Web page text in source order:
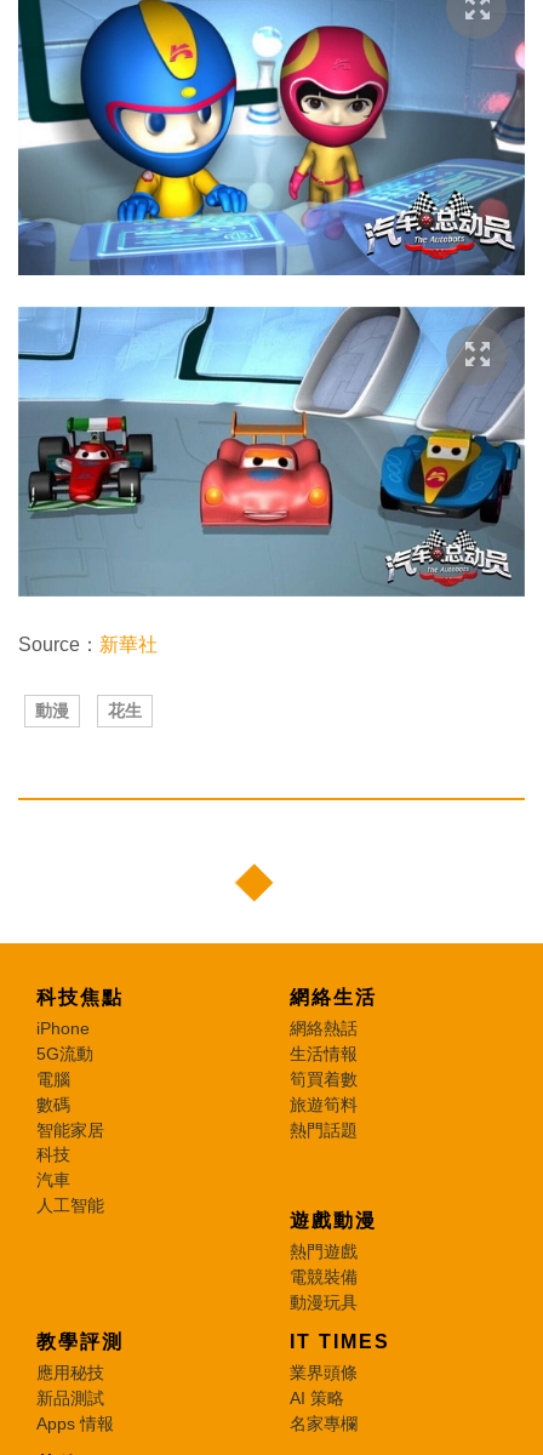
Source： 新華社
動漫 花生
科技焦點
iPhone
5G流動
電腦
數碼
智能家居
科技
汽車
人工智能
網絡生活
網絡熱話
生活情報
筍買着數
旅遊筍料
熱門話題
遊戲動漫
熱門遊戲
電競裝備
動漫玩具
教學評測
應用秘技
新品測試
Apps 情報
IT TIMES
業界頭條
AI 策略
名家專欄